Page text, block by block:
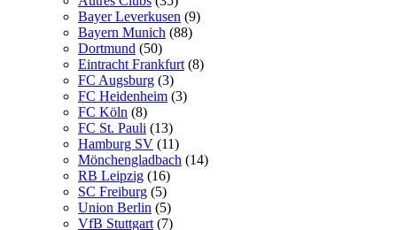
Bayer Leverkusen (9)
Bayern Munich (88)
Dortmund (50)
Eintracht Frankfurt (8)
FC Augsburg (3)
FC Heidenheim (3)
FC Köln (8)
FC St. Pauli (13)
Hamburg SV (11)
Mönchengladbach (14)
RB Leipzig (16)
SC Freiburg (5)
Union Berlin (5)
VfB Stuttgart (7)